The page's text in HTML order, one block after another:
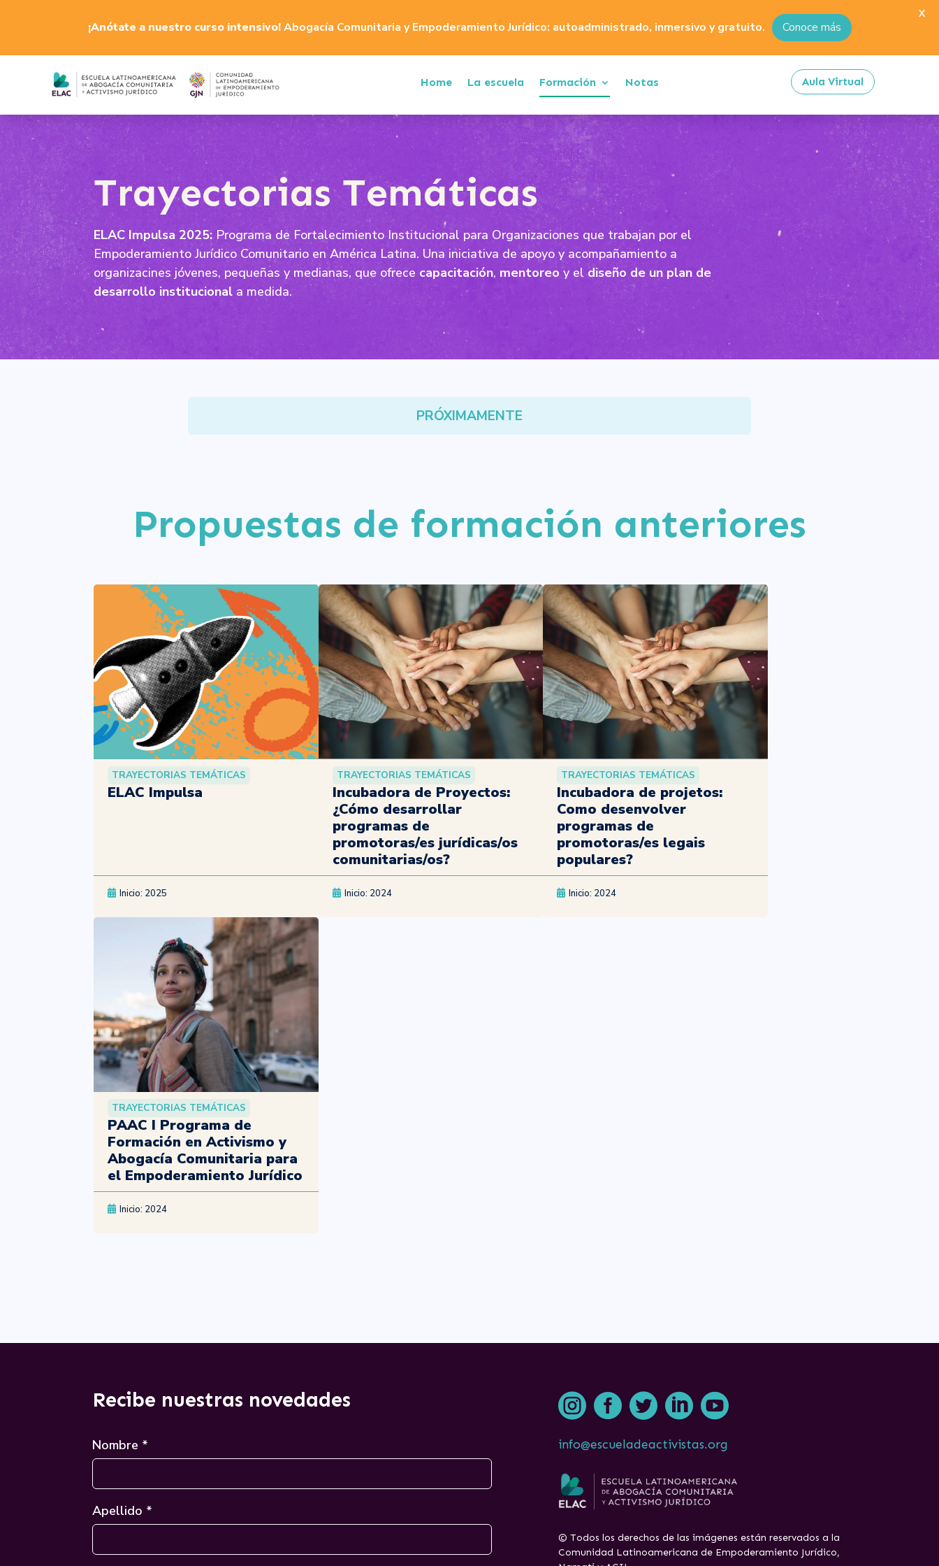
Home La escuela Formación Notas Aula Virtual
Trayectorias Temáticas
ELAC Impulsa 2025:Programa de Fortalecimiento Institucional para Organizaciones que trabajan por el
Empoderamiento Jurídico Comunitario en América Latina. Una iniciativa de apoyo y acompañamiento a
organizacines jóvenes, pequeñas y medianas, que ofrece capacitación, mentoreoy eldiseño de un plan de
desarrollo institucionala medida.
PRÓXIMAMENTE
Propuestas de formación anteriores
TRAYECTORIAS TEMÁTICAS
ELAC Impulsa
Inicio: 2025
TRAYECTORIAS TEMÁTICAS
Incubadora de Proyectos:
¿Cómo desarrollar
programas de
promotoras/es jurídicas/os
comunitarias/os?
Inicio: 2024
TRAYECTORIAS TEMÁTICAS
Incubadora de projetos:
Como desenvolver
programas de
promotoras/es legais
populares?
Inicio: 2024
TRAYECTORIAS TEMÁTICAS
PAAC I Programa de
Formación en Activismo y
Abogacía Comunitaria para
el Empoderamiento Jurídico
Inicio: 2024
Recibe nuestras novedades
Nombre *
Apellido *
    
info@escueladeactivistas.org
© Todos los derechos de las imágenes están reservados a la
Comunidad Latinoamericana de Empoderamiento Jurídico,
¡Anótate a nuestro curso intensivo!Abogacía Comunitaria y Empoderamiento Jurídico: autoadministrado, inmersivo y gratuito. Conoce más
X